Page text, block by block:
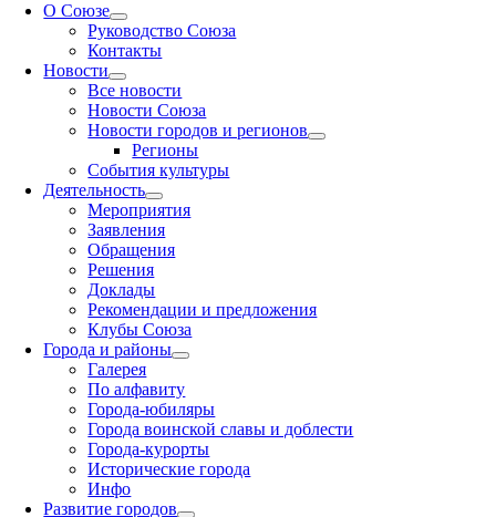
О Союзе
Руководство Союза
Контакты
Новости
Все новости
Новости Союза
Новости городов и регионов
Регионы
События культуры
Деятельность
Мероприятия
Заявления
Обращения
Решения
Доклады
Рекомендации и предложения
Клубы Союза
Города и районы
Галерея
По алфавиту
Города-юбиляры
Города воинской славы и доблести
Города-курорты
Исторические города
Инфо
Развитие городов